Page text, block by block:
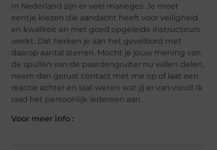
In Nederland zijn er veel maneges. Je moet
eentje kiezen die aandacht heeft voor veiligheid
en kwaliteit en met goed opgeleide instructeurs
werkt. Dat herken je aan het gevelbord met
daarop aantal sterren. Mocht je jouw mening van
de spullen van de paardengruiter nu willen delen,
neem dan gerust contact met me op of laat een
reactie achter en laat weten wat jij er van vond! Ik
raad het persoonlijk iedereen aan.
Voor meer info :